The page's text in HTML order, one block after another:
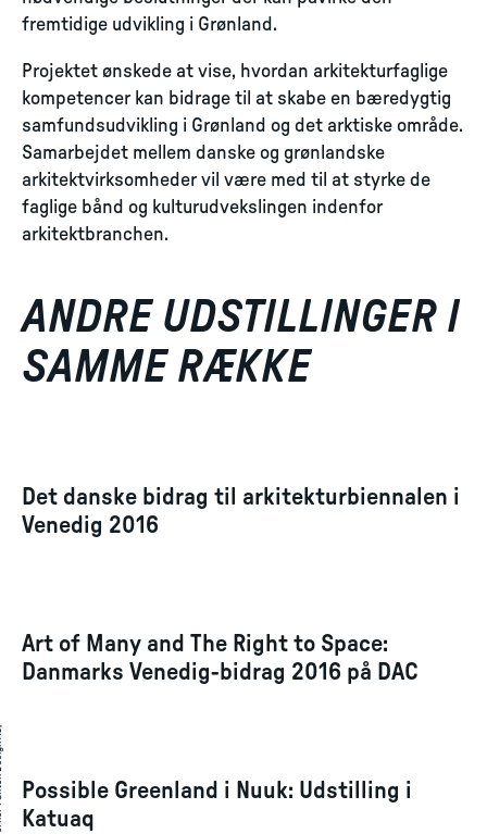
fremtidige udvikling i Grønland.
Projektet ønskede at vise, hvordan arkitekturfaglige
kompetencer kan bidrage til at skabe en bæredygtig
samfundsudvikling i Grønland og det arktiske område.
Samarbejdet mellem danske og grønlandske
arkitektvirksomheder vil være med til at styrke de
faglige bånd og kulturudvekslingen indenfor
arkitektbranchen.
ANDRE UDSTILLINGER I
SAMME RÆKKE
Det danske bidrag til arkitekturbiennalen i
Venedig 2016
Art of Many and The Right to Space:
Danmarks Venedig-bidrag 2016 på DAC
Possible Greenland i Nuuk: Udstilling i
Katuaq